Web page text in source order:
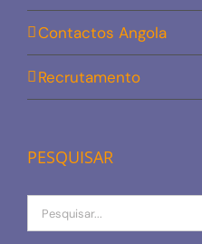
Contactos Angola
Recrutamento
PESQUISAR
Procurar
por